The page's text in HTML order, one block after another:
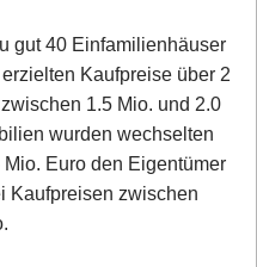
gut 40 Einfamilienhäuser
Kaufpreise über 2
1.5 Mio. und 2.0
wurden wechselten
Euro den Eigentümer
Kaufpreisen zwischen